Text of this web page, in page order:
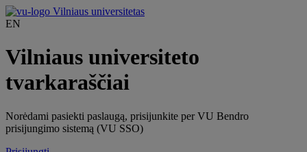
Vilniaus universitetas
EN
Vilniaus universiteto
tvarkaraščiai
Norėdami pasiekti paslaugą, prisijunkite per VU Bendro
prisijungimo sistemą (VU SSO)